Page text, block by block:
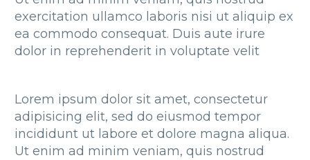
exercitation ullamco laboris nisi ut aliquip ex
ea commodo consequat. Duis aute irure
dolor in reprehenderit in voluptate velit
Lorem ipsum dolor sit amet, consectetur
adipisicing elit, sed do eiusmod tempor
incididunt ut labore et dolore magna aliqua.
Ut enim ad minim veniam, quis nostrud